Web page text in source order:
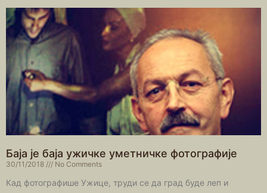
Баја је баја ужичке уметничке фотографије
30/11/2018 No Comments
Кад фотографише Ужице, труди се да град буде леп и